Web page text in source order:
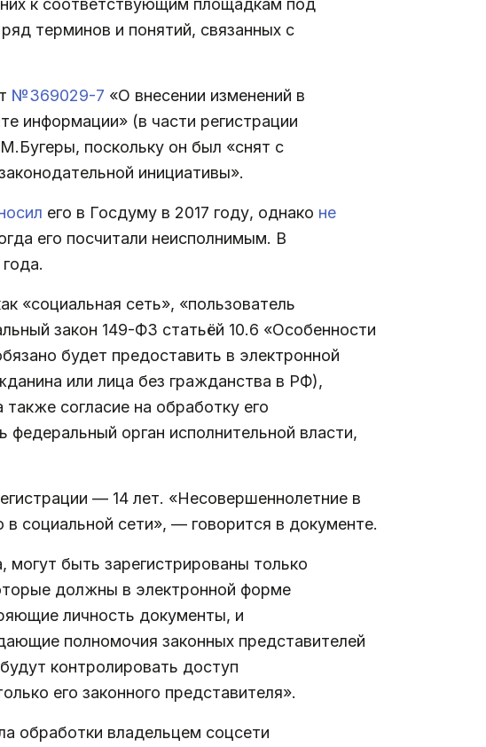
терминов и понятий, связанных с
№369029-7 «О внесении изменений в
информации» (в части регистрации
поскольку он был «снят с
инициативы».
его в Госдуму в 2017 году, однако не
его посчитали неисполнимым. В
«социальная сеть», «пользователь
закон 149-ФЗ статьёй 10.6 «Особенности
будет предоставить в электронной
или лица без гражданства в РФ),
согласие на обработку его
орган исполнительной власти,
— 14 лет. «Несовершеннолетние в
социальной сети», — говорится в документе.
быть зарегистрированы только
должны в электронной форме
личность документы, и
полномочия законных представителей
контролировать доступ
его законного представителя».
обработки владельцем соцсети